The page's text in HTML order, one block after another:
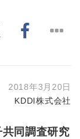
2018年3月20日
KDDI株式会社
同調査研究